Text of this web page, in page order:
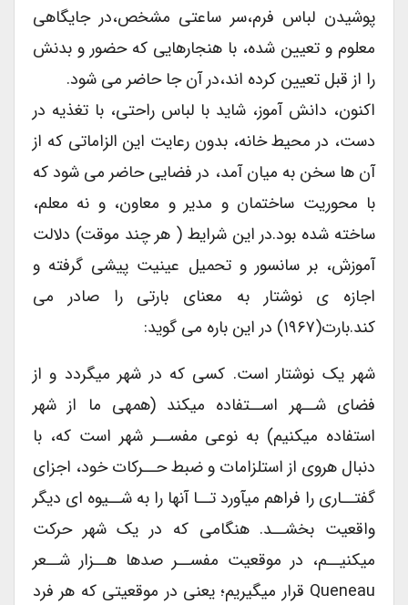
پوشیدن لباس فرم،سر ساعتی مشخص،در جایگاهی
معلوم و تعیین شده، با هنجارهایی که حضور و بدنش
را از قبل تعیین کرده اند،در آن جا حاضر می شود.
اکنون، دانش آموز، شاید با لباس راحتی، با تغذیه در
دست، در محیط خانه، بدون رعایت این الزاماتی که از
آن ها سخن به میان آمد، در فضایی حاضر می شود که
با محوریت ساختمان و مدیر و معاون، و نه معلم،
ساخته شده بود.در این شرایط ( هر چند موقت) دلالت
آموزش، بر سانسور و تحمیل عینیت پیشی گرفته و
اجازه ی نوشتار به معنای بارتی را صادر می
کند.بارت(۱۹۶۷) در این باره می گوید:
شهر یک نوشتار است. کسی که در شهر میگردد و از
فضای شــهر اســتفاده میکند (همهی ما از شهر
استفاده میکنیم) به نوعی مفســر شهر است که، با
دنبال هروی از استلزامات و ضبط حــرکات خود، اجزای
گفتــاری را فراهم میآورد تــا آنها را به شــیوه ای دیگر
واقعیت بخشــد. هنگامی که در یک شهر حرکت
میکنیــم، در موقعیت مفســر صدها هــزار شــعر
Queneau قرار میگیریم؛ یعنی در موقعیتی که هر فرد